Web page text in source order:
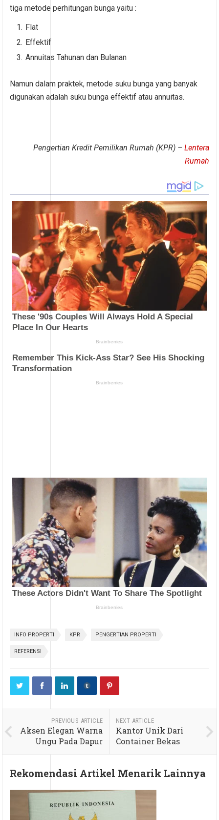
tiga metode perhitungan bunga yaitu :
Flat
Effektif
Annuitas Tahunan dan Bulanan
Namun dalam praktek, metode suku bunga yang banyak
digunakan adalah suku bunga effektif atau annuitas.
Pengertian Kredit Pemilikan Rumah (KPR) – Lentera
Rumah
INFO PROPERTI KPR PENGERTIAN PROPERTI
REFERENSI
PREVIOUS ARTICLE
Aksen Elegan Warna
Ungu Pada Dapur
NEXT ARTICLE
Kantor Unik Dari
Container Bekas
Rekomendasi Artikel Menarik Lainnya